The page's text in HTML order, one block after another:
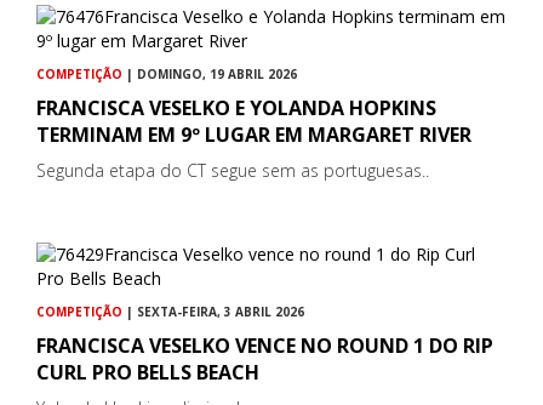
COMPETIÇÃO | DOMINGO, 19 ABRIL 2026
FRANCISCA VESELKO E YOLANDA HOPKINS
TERMINAM EM 9º LUGAR EM MARGARET RIVER
Segunda etapa do CT segue sem as portuguesas..
COMPETIÇÃO | SEXTA-FEIRA, 3 ABRIL 2026
FRANCISCA VESELKO VENCE NO ROUND 1 DO RIP
CURL PRO BELLS BEACH